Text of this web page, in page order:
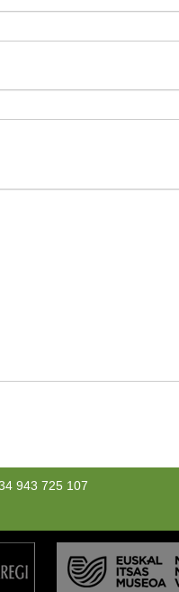
943 725 107